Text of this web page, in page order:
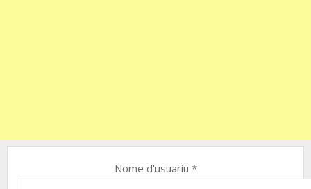
Nome d'usuariu *